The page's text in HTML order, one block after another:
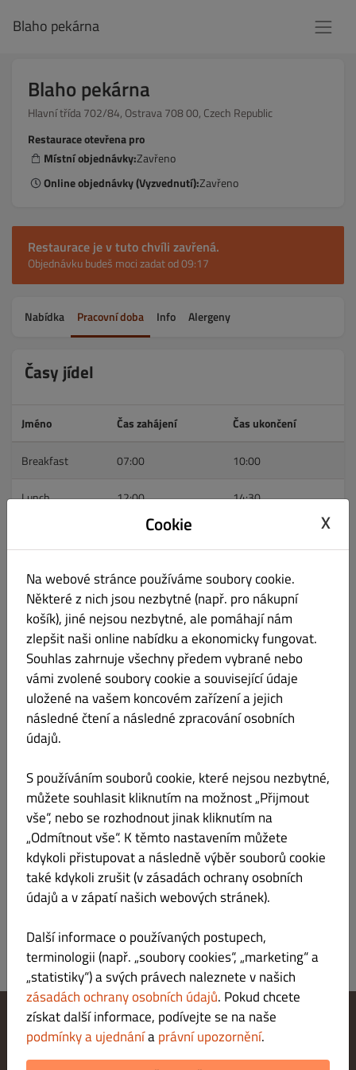
Blaho pekárna
Blaho pekárna
Hlavní třída 702/84, Ostrava 708 00, Czech Republic
Restaurace otevřena pro
Místní objednávky:Zavřeno
Online objednávky (Vyzvednutí):Zavřeno
Restaurace je v tuto chvíli zavřená.
Objednávku budeš moci zadat od 09:17
Nabídka Pracovní doba Info Alergeny
Časy jídel
Jméno Čas zahájení Čas ukončení
Breakfast 07:00 10:00
Lunch 12:00 14:30
Pracovní doba
Otevírací doba Donáška Vyzvednutí
pondělí ZAVŘENO ZAVŘENO ZAVŘENO
úterý ZAVŘENO ZAVŘENO ZAVŘENO
středa
čtvrtek ZAVŘENO ZAVŘENO ZAVŘENO
pátek ZAVŘENO ZAVŘENO ZAVŘENO
sobota ZAVŘENO ZAVŘENO ZAVŘENO
neděle ZAVŘENO ZAVŘENO ZAVŘENO
Změnit nastavení souborů cookie
Cookie X
Na webové stránce používáme soubory cookie.
Některé z nich jsou nezbytné (např. pro nákupní
košík), jiné nejsou nezbytné, ale pomáhají nám
zlepšit naši online nabídku a ekonomicky fungovat.
Souhlas zahrnuje všechny předem vybrané nebo
vámi zvolené soubory cookie a související údaje
uložené na vašem koncovém zařízení a jejich
následné čtení a následné zpracování osobních
údajů.
S používáním souborů cookie, které nejsou nezbytné,
můžete souhlasit kliknutím na možnost „Přijmout
vše“, nebo se rozhodnout jinak kliknutím na
„Odmítnout vše“. K těmto nastavením můžete
kdykoli přistupovat a následně výběr souborů cookie
také kdykoli zrušit (v zásadách ochrany osobních
údajů a v zápatí našich webových stránek).
Další informace o používaných postupech,
terminologii (např. „soubory cookies“, „marketing“ a
„statistiky“) a svých právech naleznete v našich
zásadách ochrany osobních údajů. Pokud chcete
získat další informace, podívejte se na naše
podmínky a ujednáníaprávní upozornění.